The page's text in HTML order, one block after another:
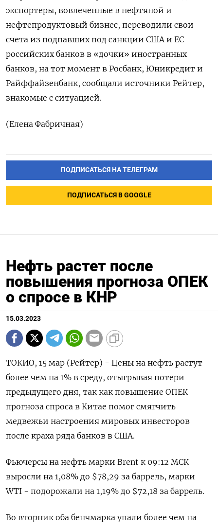
экспортеры, вовлеченные в нефтяной и
нефтепродуктовый бизнес, переводили свои
счета из подпавших под санкции США и ЕС
российских банков в «дочки» иностранных
банков, на тот момент в Росбанк, Юникредит и
Райффайзенбанк, сообщали источники Рейтер,
знакомые с ситуацией.
(Елена Фабричная)
ПОДПИСАТЬСЯ НА ТЕЛЕГРАМ
ПОДПИСАТЬСЯ В GOOGLE
Нефть растет после
повышения прогноза ОПЕК
о спросе в КНР
15.03.2023
ТОКИО, 15 мар (Рейтер) - Цены на нефть растут
более чем на 1% в среду, отыгрывая потери
предыдущего дня, так как повышение ОПЕК
прогноза спроса в Китае помог смягчить
медвежьи настроения мировых инвесторов
после краха ряда банков в США.
Фьючерсы на нефть марки Brent к 09:12 МСК
выросли на 1,08% до $78,29 за баррель, марки
WTI - подорожали на 1,19% до $72,18 за баррель.
Во вторник оба бенчмарка упали более чем на